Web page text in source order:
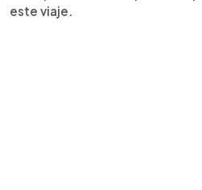
este viaje.